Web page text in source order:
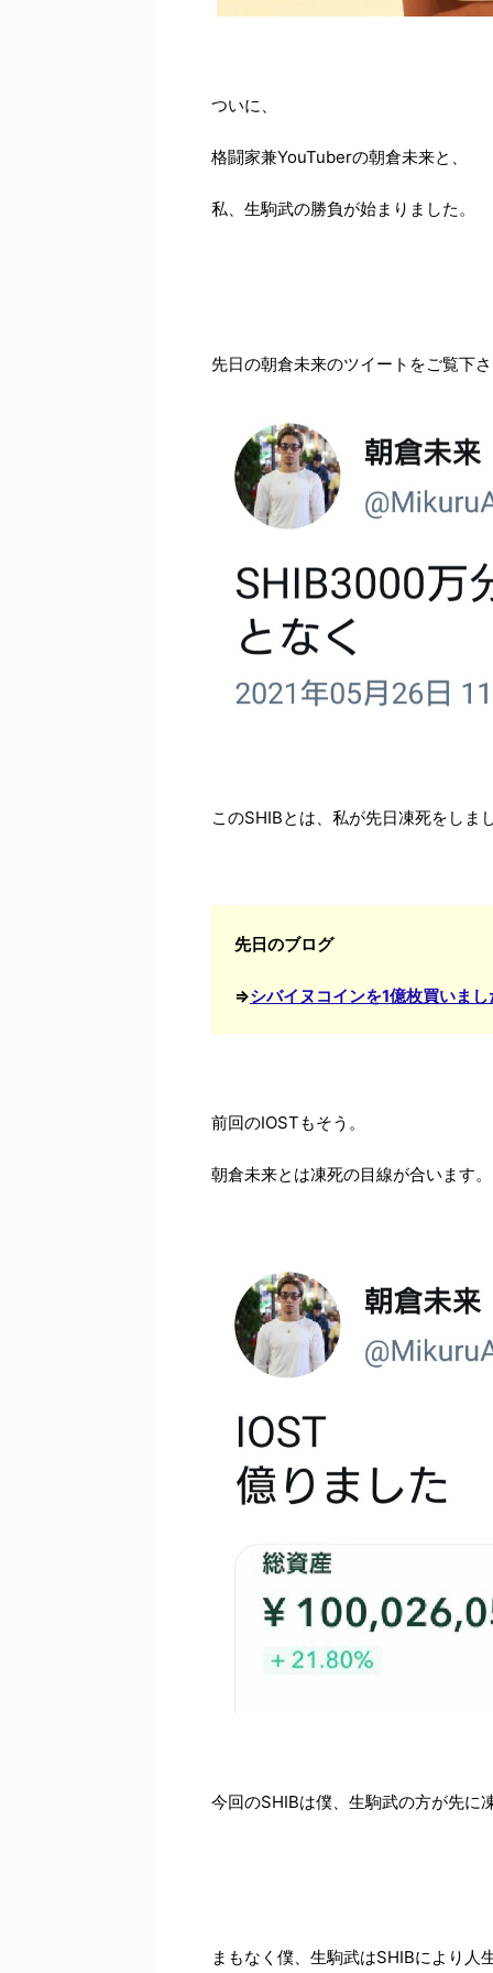
ついに、
格闘家兼YouTuberの朝倉未来と、
私、生駒武の勝負が始まりました。
先日の朝倉未来のツイートをご覧下
このSHIBとは、私が先日凍死をしま
先日のブログ
⇒シバイヌコインを1億枚買いまし
前回のIOSTもそう。
朝倉未来とは凍死の目線が合います。
今回のSHIBは僕、生駒武の方が先に
まもなく僕、生駒武はSHIBにより人